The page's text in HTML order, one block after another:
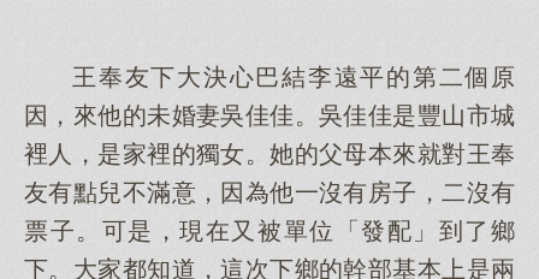
王奉友下大決心巴結李遠平的第二個原
因，來他的未婚妻吳佳佳。吳佳佳是豐山市城
裡人，是家裡的獨女。她的父母本來就對王奉
友有點兒不滿意，因為他一沒有房子，二沒有
票子。可是，現在又被單位「發配」到了鄉
下。大家都知道，這次下鄉的幹部基本上是兩